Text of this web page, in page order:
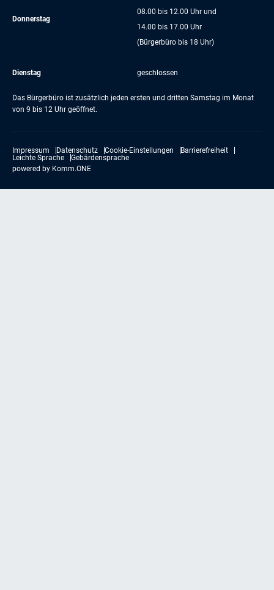
Donnerstag
08.00 bis 12.00 Uhr und
14.00 bis 17.00 Uhr
(Bürgerbüro bis 18 Uhr)
Dienstag geschlossen
Das Bürgerbüro ist zusätzlich jeden ersten und dritten Samstag im Monat
von 9 bis 12 Uhr geöffnet.
Impressum Datenschutz Cookie-Einstellungen
Barrierefreiheit
Leichte Sprache
Gebärdensprache
powered by Komm.ONE